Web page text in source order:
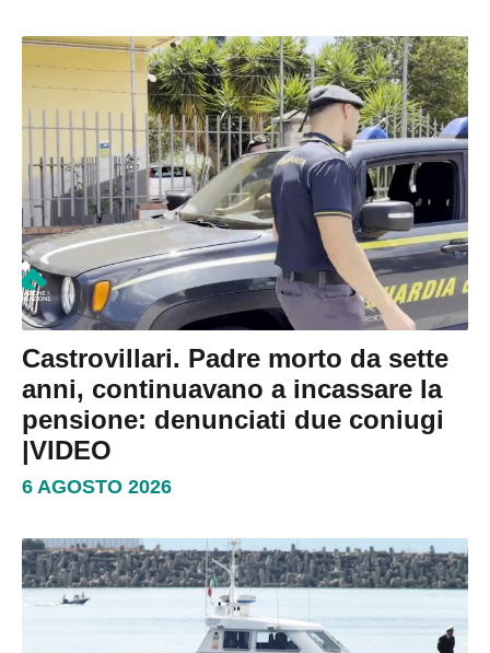
Castrovillari. Padre morto da sette
anni, continuavano a incassare la
pensione: denunciati due coniugi
|VIDEO
6 AGOSTO 2026